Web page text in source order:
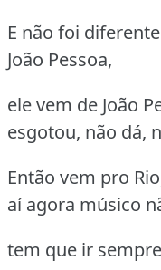
E não foi
João Pessoa,
ele vem de João
esgotou, não dá,
Então vem pro
aí agora músico
tem que ir